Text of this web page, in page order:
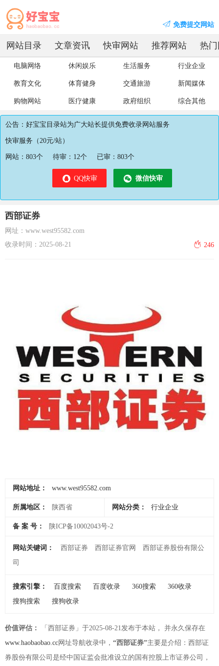
免费提交网站
网站目录 文章资讯 快审网站 推荐网站 热
电脑网络 休闲娱乐 生活服务 行业企业
教育文化 体育健身 交通旅游 新闻媒体
购物网站 医疗健康 政府组织 综合其他
公告：好宝宝目录站为广大站长提供免费收录网站服务
快审服务（20元/站）
网站： 803个 待审： 12个 已审： 803个
QQ快审 微信快审
西部证券
网址：www.west95582.com
收录时间：2025-08-21
246
网站地址： www.west95582.com
所属地区： 陕西省 网站分类： 行业企业
备 案 号： 陕ICP备10002043号-2
网站关键词： 西部证券 西部证券官网
西部证券股份有限公
司
搜索引擎： 百度搜索 百度收录 360搜索
360收录
搜狗搜索
搜狗收录
价值评估：
「西部证券」于2025-08-21发布于本站， 并永久保存在
www.haobaobao.cc网址导航收录中， “西部证券”主要是介绍：西部证
券股份有限公司是经中国证监会批准设立的国有控股上市证券公司，